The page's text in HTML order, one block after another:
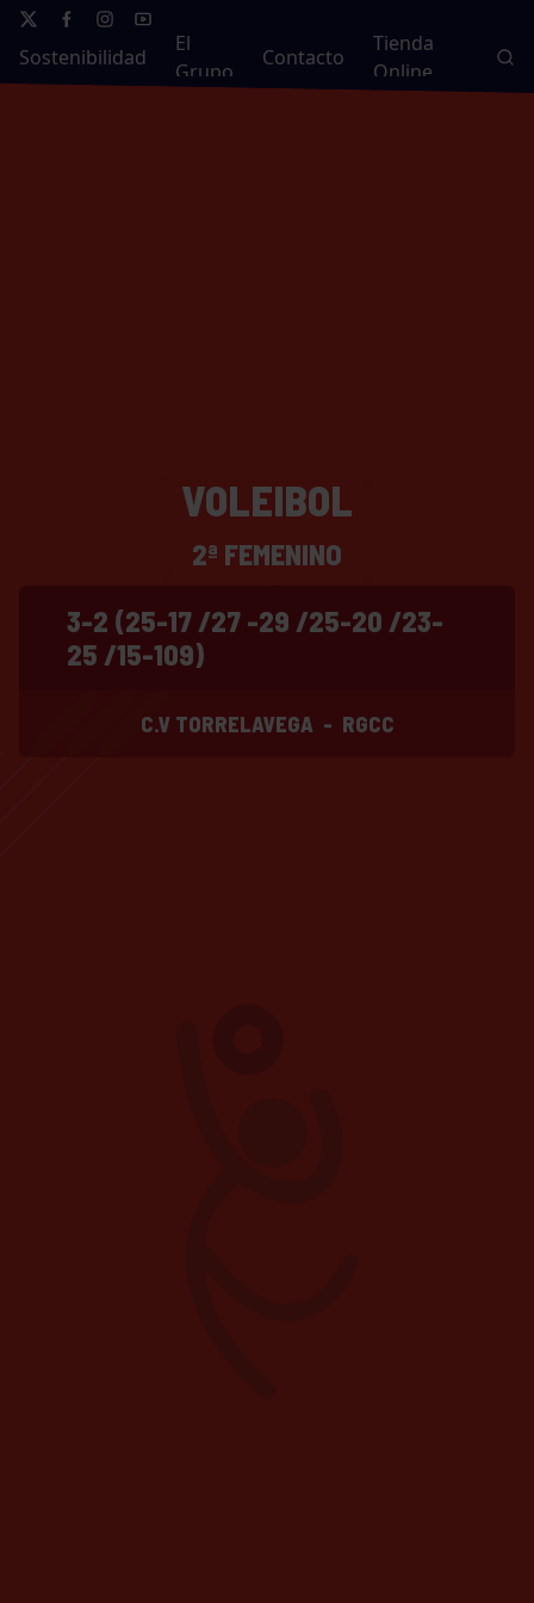
Sostenibilidad
El
Grupo
Contacto
Tienda
Online
VOLEIBOL
2ª FEMENINO
3-2 (25-17 /27 -29 /25-20 /23-
25 /15-109)
C.V TORRELAVEGA - RGCC